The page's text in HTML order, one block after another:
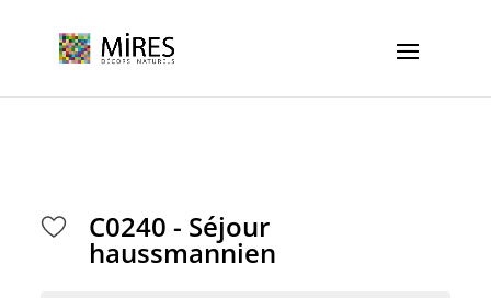
C0240 - Séjour
haussmannien